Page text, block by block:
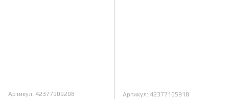
Артикул: 42377909208 Артикул: 42377105918